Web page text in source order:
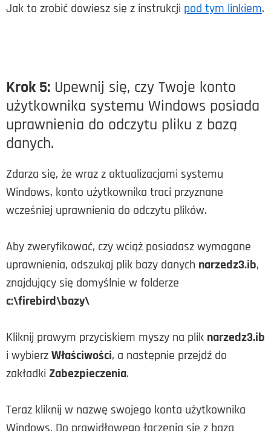
Jak to zrobić dowiesz się z instrukcji pod tym linkiem.
Krok 5: Upewnij się, czy Twoje konto
użytkownika systemu Windows posiada
uprawnienia do odczytu pliku z bazą
danych.
Zdarza się, że wraz z aktualizacjami systemu
Windows, konto użytkownika traci przyznane
wcześniej uprawnienia do odczytu plików.
Aby zweryfikować, czy wciąż posiadasz wymagane
uprawnienia, odszukaj plik bazy danych narzedz3.ib,
znajdujący się domyślnie w folderze
c:\firebird\bazy\
Kliknij prawym przyciskiem myszy na plik narzedz3.ib
i wybierzWłaściwości, a następnie przejdź do
zakładki Zabezpieczenia.
Teraz kliknij w nazwę swojego konta użytkownika